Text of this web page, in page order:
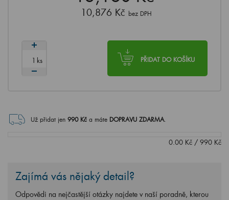
10,876 Kč bez DPH
PŘIDAT DO KOŠÍKU
ks
Už přidat jen 990Kč a máte DOPRAVU ZDARMA.
0.00 Kč / 990 Kč
Zajímá vás nějaký detail?
Odpovědi na nejčastější otázky najdete v naší poradně, kterou